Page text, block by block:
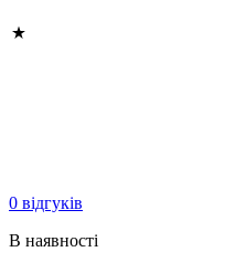
0 відгуків
В наявності